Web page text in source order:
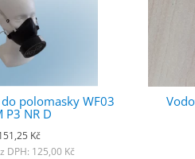
polomasky WF03
P3 NR D
Kč
DPH: 125,00 Kč